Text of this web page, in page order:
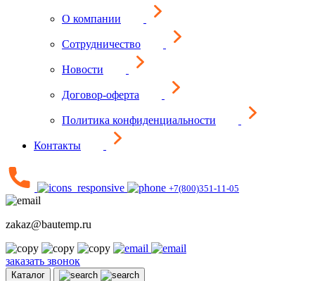
О компании
Сотрудничество
Новости
Договор-оферта
Политика конфиденциальности
Контакты
+7(800)351-11-05
zakaz@bautemp.ru
заказать звонок
Каталог